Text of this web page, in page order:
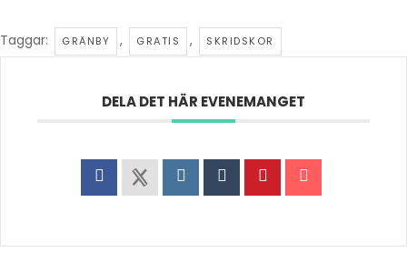
Taggar: GRÄNBY , GRATIS , SKRIDSKOR
DELA DET HÄR EVENEMANGET